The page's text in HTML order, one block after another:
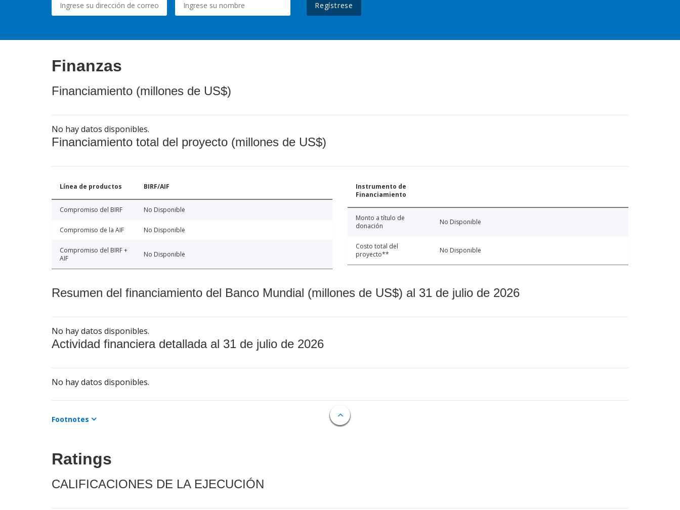
Regístrese
Finanzas
Financiamiento (millones de US$)
No hay datos disponibles.
Financiamiento total del proyecto (millones de US$)
Línea de productos BIRF/AIF
Compromiso del BIRF No Disponible
Compromiso de la AIF No Disponible
Compromiso del BIRF +
AIF
No Disponible
Instrumento de
Financiamiento
Monto a título de
donación
No Disponible
Costo total del
proyecto**
No Disponible
Resumen del financiamiento del Banco Mundial (millones de US$) al 31 de julio de 2026
No hay datos disponibles.
Actividad financiera detallada al 31 de julio de 2026
No hay datos disponibles.
Footnotes
Ratings
CALIFICACIONES DE LA EJECUCIÓN